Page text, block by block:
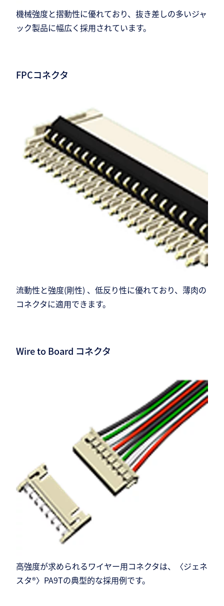
機械強度と摺動性に優れており、抜き差しの多いジャ
ック製品に幅広く採用されています。
FPCコネクタ
流動性と強度(剛性) 、低反り性に優れており、薄肉の
コネクタに適用できます。
Wire to Board コネクタ
高強度が求められるワイヤー用コネクタは、〈ジェネ
スタ®〉PA9Tの典型的な採用例です。